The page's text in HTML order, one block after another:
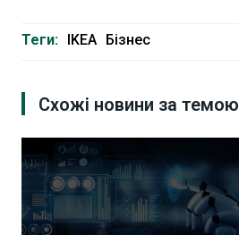
Теги: IKEA Бізнес
Схожі новини за темою